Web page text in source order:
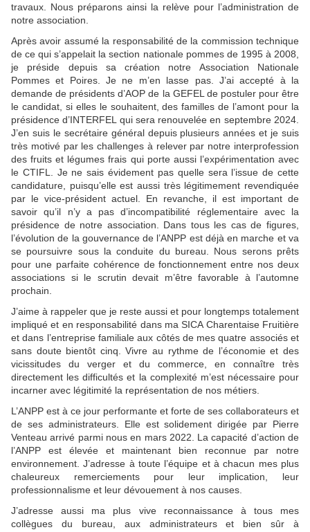
travaux. Nous préparons ainsi la relève pour l’administration de
notre association.
Après avoir assumé la responsabilité de la commission technique
de ce qui s’appelait la section nationale pommes de 1995 à 2008,
je préside depuis sa création notre Association Nationale
Pommes et Poires. Je ne m’en lasse pas. J’ai accepté à la
demande de présidents d’AOP de la GEFEL de postuler pour être
le candidat, si elles le souhaitent, des familles de l’amont pour la
présidence d’INTERFEL qui sera renouvelée en septembre 2024.
J’en suis le secrétaire général depuis plusieurs années et je suis
très motivé par les challenges à relever par notre interprofession
des fruits et légumes frais qui porte aussi l’expérimentation avec
le CTIFL. Je ne sais évidement pas quelle sera l’issue de cette
candidature, puisqu’elle est aussi très légitimement revendiquée
par le vice-président actuel. En revanche, il est important de
savoir qu’il n’y a pas d’incompatibilité réglementaire avec la
présidence de notre association. Dans tous les cas de figures,
l’évolution de la gouvernance de l’ANPP est déjà en marche et va
se poursuivre sous la conduite du bureau. Nous serons prêts
pour une parfaite cohérence de fonctionnement entre nos deux
associations si le scrutin devait m’être favorable à l’automne
prochain.
J’aime à rappeler que je reste aussi et pour longtemps totalement
impliqué et en responsabilité dans ma SICA Charentaise Fruitière
et dans l’entreprise familiale aux côtés de mes quatre associés et
sans doute bientôt cinq. Vivre au rythme de l’économie et des
vicissitudes du verger et du commerce, en connaître très
directement les difficultés et la complexité m’est nécessaire pour
incarner avec légitimité la représentation de nos métiers.
L’ANPP est à ce jour performante et forte de ses collaborateurs et
de ses administrateurs. Elle est solidement dirigée par Pierre
Venteau arrivé parmi nous en mars 2022. La capacité d’action de
l’ANPP est élevée et maintenant bien reconnue par notre
environnement. J’adresse à toute l’équipe et à chacun mes plus
chaleureux remerciements pour leur implication, leur
professionnalisme et leur dévouement à nos causes.
J’adresse aussi ma plus vive reconnaissance à tous mes
collègues du bureau, aux administrateurs et bien sûr à